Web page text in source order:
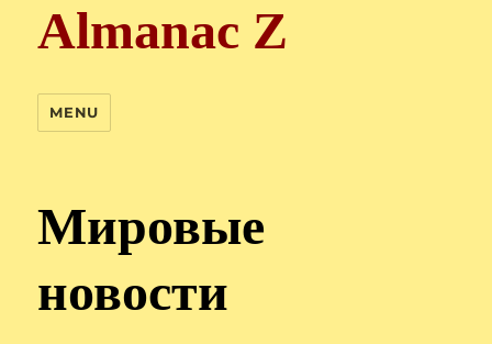
Almanac Z
MENU
Мировые
новости